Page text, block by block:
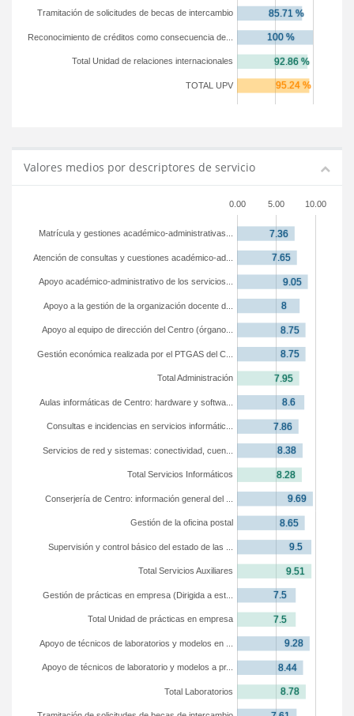
TOTAL UPV
Total Unidad de relaciones internacionales
Reconocimiento de créditos como consecuencia de...
Tramitación de solicitudes de becas de intercambio
Valores medios por descriptores de servicio
0.00 5.00 10.00
Total Laboratorios
Apoyo de técnicos de laboratorio y modelos a pr...
Apoyo de técnicos de laboratorios y modelos en ...
Total Unidad de prácticas en empresa
Gestión de prácticas en empresa (Dirigida a est...
Total Servicios Auxiliares
Supervisión y control básico del estado de las ...
Gestión de la oficina postal
Conserjería de Centro: información general del ...
Total Servicios Informáticos
Servicios de red y sistemas: conectividad, cuen...
Consultas e incidencias en servicios informátic...
Aulas informáticas de Centro: hardware y softwa...
Total Administración
Gestión económica realizada por el PTGAS del C...
Apoyo al equipo de dirección del Centro (órgano...
Apoyo a la gestión de la organización docente d...
Apoyo académico-administrativo de los servicios...
Atención de consultas y cuestiones académico-ad...
Matrícula y gestiones académico-administrativas...